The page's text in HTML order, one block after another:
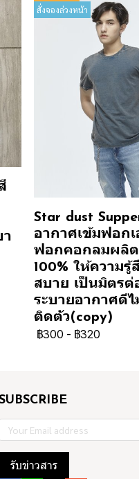
า
สั่งจองล่วงหน้า
Star dust
อากาศเข้มฟอก
ฟอกคอกลมผลิ
100% ให้ความ
สบาย เป็นมิตรต่
ระบายอากาศดีไ
ติดตัว(copy)
฿300 - ฿320
รับข่าวสาร